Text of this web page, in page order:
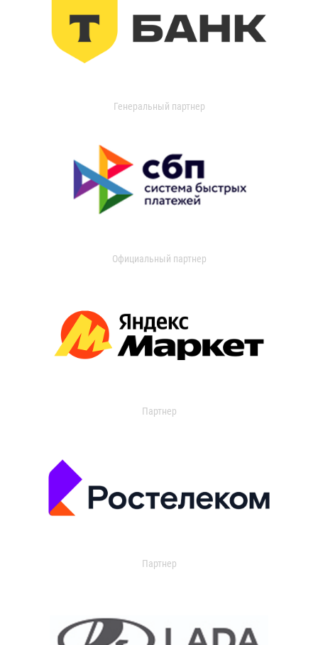
Генеральный партнер
Официальный партнер
Партнер
Партнер